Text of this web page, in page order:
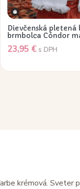
Dievčenská pletená
brmbolca Cóndor
23,95 € s DPH
krémová. Sveter